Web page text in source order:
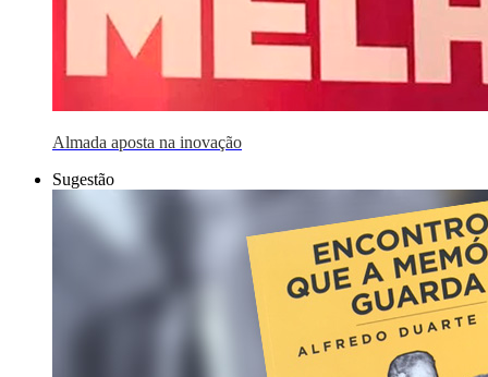
Almada aposta na inovação
Sugestão